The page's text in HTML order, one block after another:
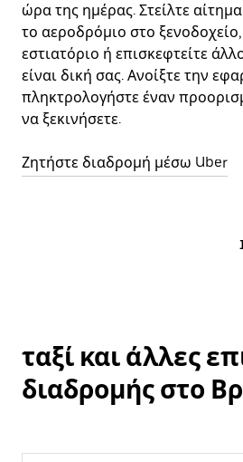
ώρα της ημέρας. Στείλτε
το αεροδρόμιο στο
εστιατόριο ή επισκεφτείτε
είναι δική σας. Ανοίξτε την
πληκτρολογήστε έναν
να ξεκινήσετε.
Ζητήστε διαδρομή μέσω Uber
ταξί και άλλες
διαδρομής στο